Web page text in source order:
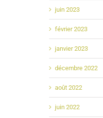
juin 2023
février 2023
janvier 2023
décembre 2022
août 2022
juin 2022